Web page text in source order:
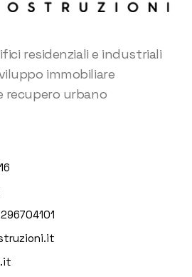
residenziali e industriali
immobiliare
recupero urbano